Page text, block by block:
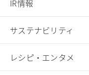
IR情報
サステナビリティ
レシピ・エンタメ